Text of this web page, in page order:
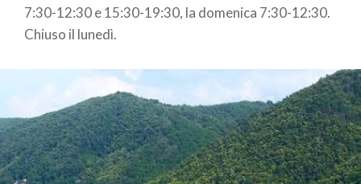
7:30-12:30 e 15:30-19:30, la domenica 7:30-12:30.
Chiuso il lunedì.